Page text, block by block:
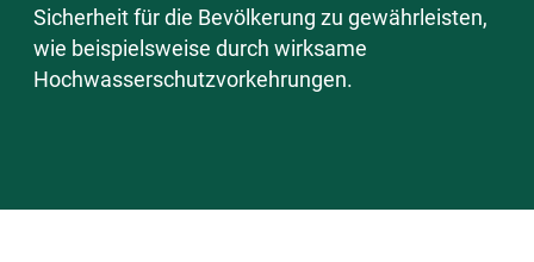
Sicherheit für die Bevölkerung zu gewährleisten,
wie beispielsweise durch wirksame
Hochwasserschutzvorkehrungen.